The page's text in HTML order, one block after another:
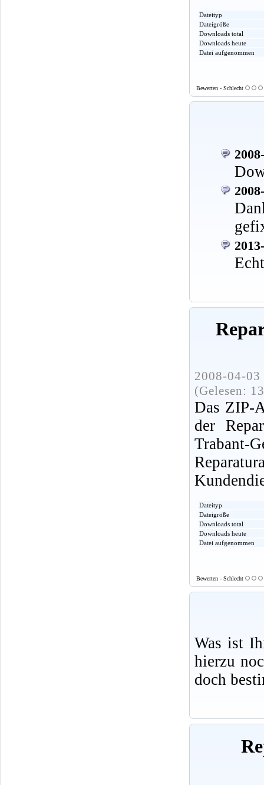
Dateityp
Dateigröße
Downloads total
Downloads heute
Datei aufgenommen
Bewerten - Schlecht
2008-04-
(Gelesen:
Das ZIP-
der
Dateityp
Dateigröße
Downloads total
Downloads heute
Datei aufgenommen
Bewerten - Schlecht
Was ist
hierzu
doch